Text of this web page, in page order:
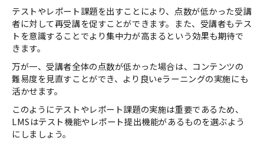
テストやレポート課題を出すことにより、点数が低かった受講
者に対して再受講を促すことができます。また、受講者もテス
トを意識することでより集中力が高まるという効果も期待で
きます。
万が一、受講者全体の点数が低かった場合は、コンテンツの
難易度を見直すことができ、より良いeラーニングの実施にも
活かせます。
このようにテストやレポート課題の実施は重要であるため、
LMSはテスト機能やレポート提出機能があるものを選ぶよう
にしましょう。